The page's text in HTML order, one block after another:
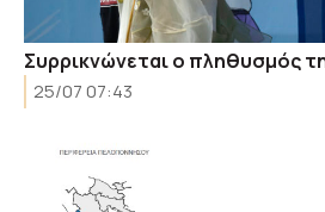
Συρρικνώνεται ο πληθυσμός
25/07 07:43